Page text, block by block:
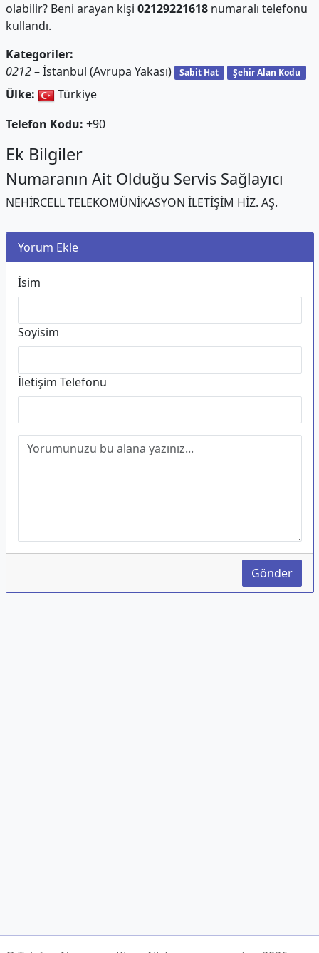
olabilir? Beni arayan kişi 02129221618numaralı telefonu
kullandı.
Kategoriler:
0212– İstanbul (Avrupa Yakası) Sabit Hat Şehir Alan Kodu
Ülke:
Türkiye
Telefon Kodu: +90
Ek Bilgiler
Numaranın Ait Olduğu Servis Sağlayıcı
NEHİRCELL TELEKOMÜNİKASYON İLETİŞİM HİZ. AŞ.
Yorum Ekle
İsim
Soyisim
İletişim Telefonu
Gönder